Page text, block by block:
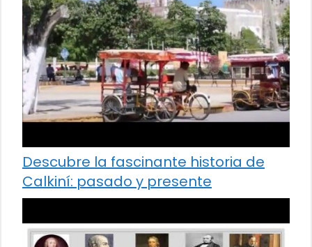
Descubre la fascinante historia de
Calkiní: pasado y presente